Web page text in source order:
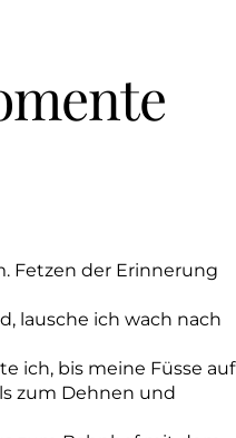
Fetzen der Erinnerung
lausche ich wach nach
ich, bis meine Füsse auf
zum Dehnen und